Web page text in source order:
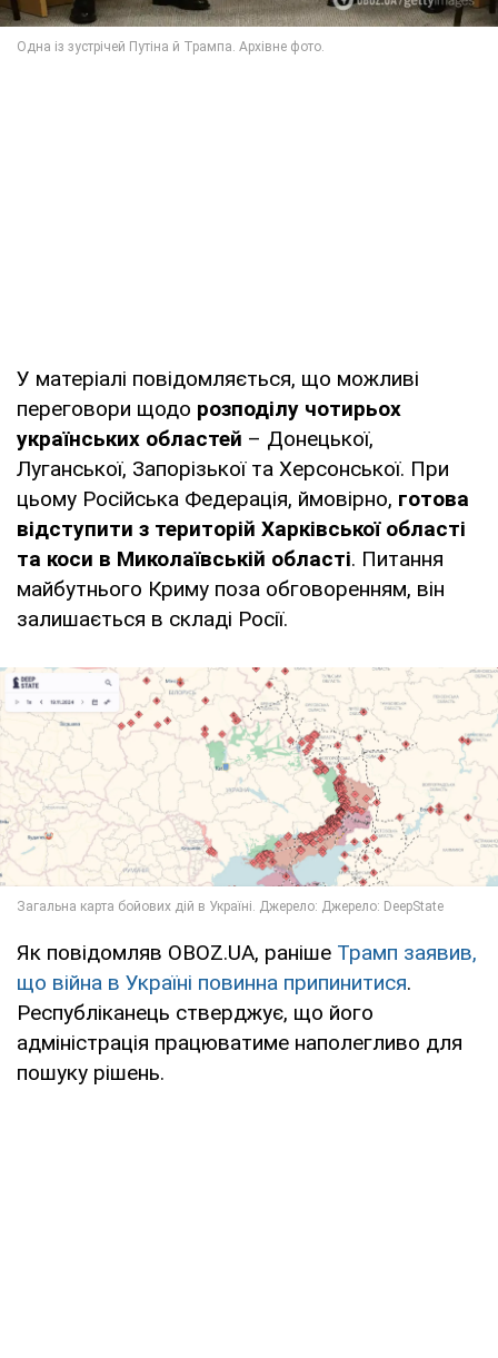
У матеріалі повідомляється, що можливі
переговори щодо розподілу чотирьох
українських областей – Донецької,
Луганської, Запорізької та Херсонської. При
цьому Російська Федерація, ймовірно, готова
відступити з територій Харківської області
та коси в Миколаївській області. Питання
майбутнього Криму поза обговоренням, він
залишається в складі Росії.
Як повідомляв OBOZ.UA, раніше Трамп заявив,
що війна в Україні повинна припинитися.
Республіканець стверджує, що його
адміністрація працюватиме наполегливо для
пошуку рішень.